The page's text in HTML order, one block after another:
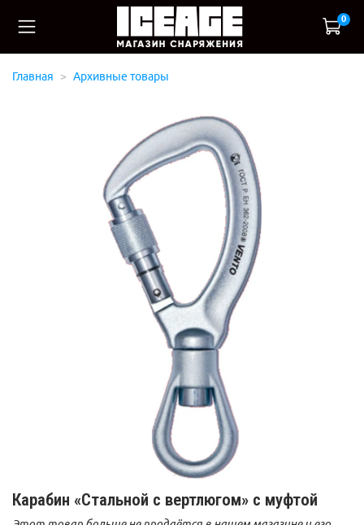
0
Главная Архивные товары
Карабин «Стальной с вертлюгом» с муфтой